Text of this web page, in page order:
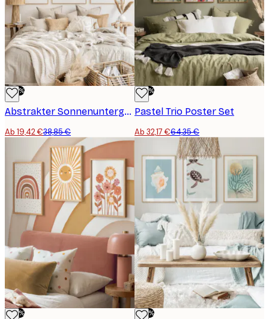
-50%
Abstrakter Sonnenuntergang Trio Poster Set
Ab 19,42 €38,85 €
-50%
Pastel Trio Poster Set
Ab 32,17 €64,35 €
-50% -50%